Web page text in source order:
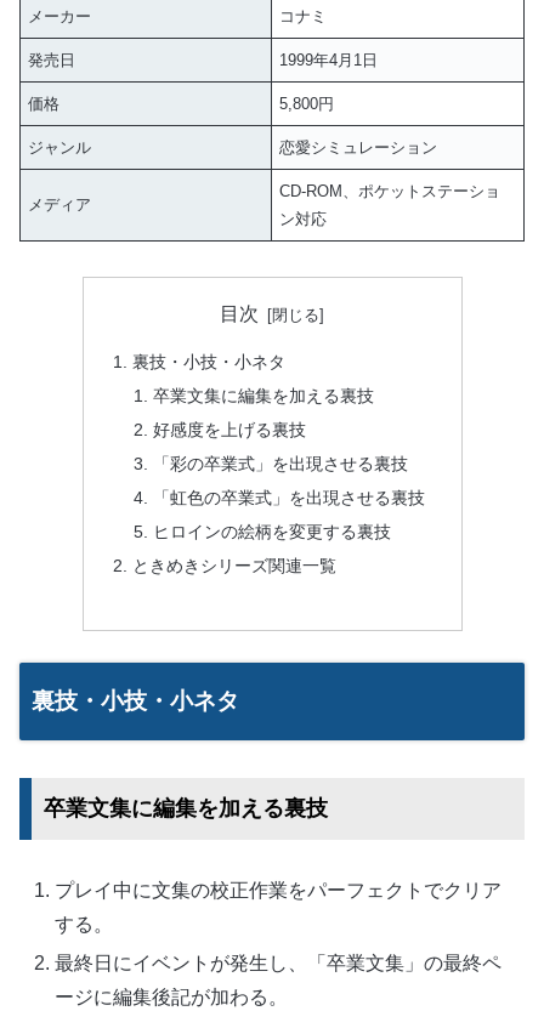
メーカー コナミ
発売日 1999年4月1日
価格 5,800円
ジャンル 恋愛シミュレーション
メディア
CD-ROM、ポケットステーショ
ン対応
目次
裏技・小技・小ネタ
卒業文集に編集を加える裏技
好感度を上げる裏技
「彩の卒業式」を出現させる裏技
「虹色の卒業式」を出現させる裏技
ヒロインの絵柄を変更する裏技
ときめきシリーズ関連一覧
裏技・小技・小ネタ
卒業文集に編集を加える裏技
プレイ中に文集の校正作業をパーフェクトでクリア
する。
最終日にイベントが発生し、「卒業文集」の最終ペ
ージに編集後記が加わる。